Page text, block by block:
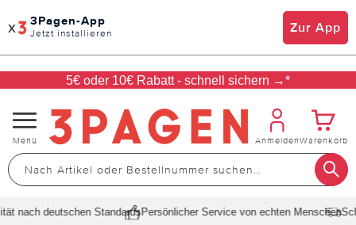
x 3Pagen-App
Jetzt installieren Zur App
5€ oder 10€ Rabatt - schnell sichern →*
Navigation
umschalten
Menü AnmeldenWarenkorb
nach deutschen StandardsPersönlicher Service von echten Menschen